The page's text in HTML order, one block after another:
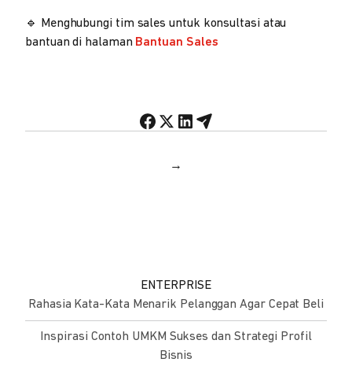
🔹 Menghubungi tim sales untuk konsultasi atau
bantuan di halaman Bantuan Sales
→
ENTERPRISE
Rahasia Kata-Kata Menarik Pelanggan Agar Cepat Beli
Inspirasi Contoh UMKM Sukses dan Strategi Profil
Bisnis